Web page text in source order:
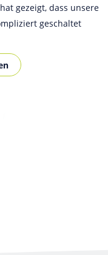
gezeigt, dass unsere
geschaltet